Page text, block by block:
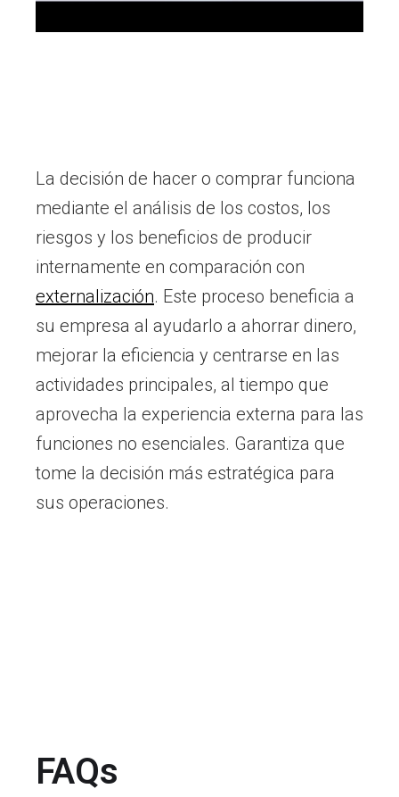
La decisión de hacer o comprar funciona
mediante el análisis de los costos, los
riesgos y los beneficios de producir
internamente en comparación con
externalización. Este proceso beneficia a
su empresa al ayudarlo a ahorrar dinero,
mejorar la eficiencia y centrarse en las
actividades principales, al tiempo que
aprovecha la experiencia externa para las
funciones no esenciales. Garantiza que
tome la decisión más estratégica para
sus operaciones.
FAQs